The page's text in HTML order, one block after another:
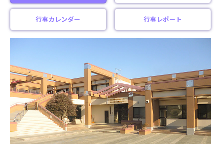
行事カレンダー 行事レポート